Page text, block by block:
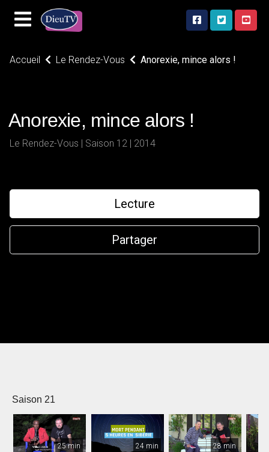
Accueil Le Rendez-Vous Anorexie, mince alors !
Anorexie, mince alors !
Le Rendez-Vous | Saison 12 | 2014
Lecture
Partager
Saison 21
25 min 24 min 28 min